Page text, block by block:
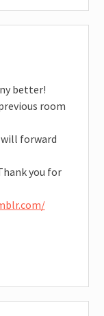
better!
room
forward
you for